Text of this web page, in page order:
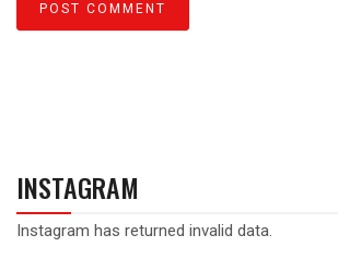
INSTAGRAM
Instagram has returned invalid data.